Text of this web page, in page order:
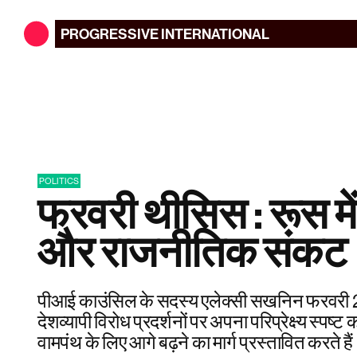
PROGRESSIVEINTERNATIONAL
POLITICS
फरवरी थीसिस : रूस
और राजनीतिक संकट
पीआई काउंसिल के सदस्य एलेक्सी सखनिन फरवरी
देशव्यापी विरोध प्रदर्शनों पर अपना परिप्रेक्ष्य
वामपंथ के लिए आगे बढ़ने का मार्ग प्रस्तावित करते